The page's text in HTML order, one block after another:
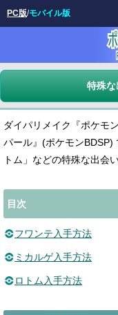
特殊
ダイパリメイク『ポケモ
パール』(ポケモンBDSP)
トム」などの特殊な出会
目次
フワンテ入手方法
ミカルゲ入手方法
ロトム入手方法
PC版/モバイル版